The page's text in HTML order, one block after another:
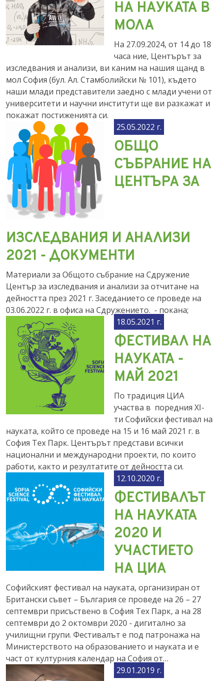
НА НАУКАТА В
МОЛА
На 27.09.2024, от 14 до 18
часа ние, Центърът за
изследвания и анализи, ви каним на нашия щанд в
мол София (бул. Ал. Стамболийски № 101), където
наши млади представители заедно с млади учени от
университети и научни институти ще ви разкажат и
покажат постиженията си.
25.05.2022 г.
ОБЩО
СЪБРАНИЕ НА
ЦЕНТЪРА ЗА
ИЗСЛЕДВАНИЯ И АНАЛИЗИ
2021 - ДОКУМЕНТИ
Материали за Общото събрание на Сдружение
Център за изследвания и анализи за отчитане на
дейността през 2021 г. Заседанието се проведе на
03.06.2022 г. в офиса на Сдружението. - покана;
18.05.2021 г.
ФЕСТИВАЛ НА
НАУКАТА -
МАЙ 2021
По традиция ЦИА
участва в поредния XI-
ти Софийски фестивал на
науката, който се проведе на 15 и 16 май 2021 г. в
София Тех Парк. Центърът представи всички
национални и международни проекти, по които
работи, както и резултатите от дейността си.
12.10.2020 г.
ФЕСТИВАЛЪТ
НА НАУКАТА
2020 И
УЧАСТИЕТО
НА ЦИА
Софийският фестивал на науката, организиран от
Британски съвет – България се проведе на 26 – 27
септември присъствено в София Тех Парк, a на 28
септември до 2 октомври 2020 - дигитално за
училищни групи. Фестивалът е под патронажа на
Министерството на образованието и науката и е
част от културния календар на София от…
29.01.2019 г.